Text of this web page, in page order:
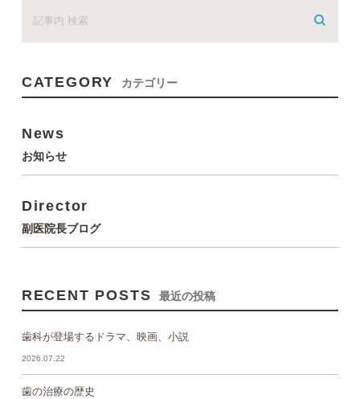
CATEGORY カテゴリー
News
お知らせ
Director
副医院長ブログ
RECENT POSTS 最近の投稿
歯科が登場するドラマ、映画、小説
2026.07.22
歯の治療の歴史